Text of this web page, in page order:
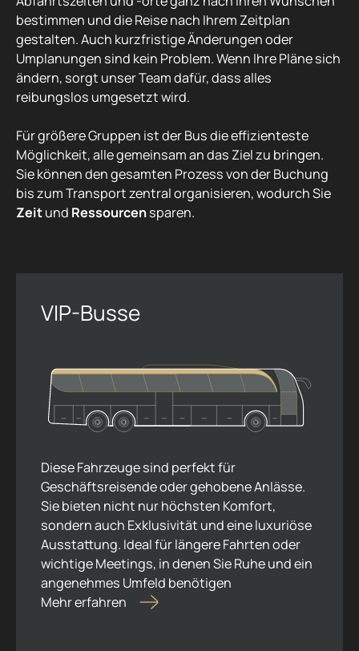
bestimmen und die Reise nach Ihrem Zeitplan
gestalten. Auch kurzfristige Änderungen oder
Umplanungen sind kein Problem. Wenn Ihre Pläne sich
ändern, sorgt unser Team dafür, dass alles
reibungslos umgesetzt wird.
Für größere Gruppen ist der Bus die effizienteste
Möglichkeit, alle gemeinsam an das Ziel zu bringen.
Sie können den gesamten Prozess von der Buchung
bis zum Transport zentral organisieren, wodurch Sie
Zeitund Ressourcensparen.
VIP-Busse
Diese Fahrzeuge sind perfekt für
Geschäftsreisende oder gehobene Anlässe.
Sie bieten nicht nur höchsten Komfort,
sondern auch Exklusivität und eine luxuriöse
Ausstattung. Ideal für längere Fahrten oder
wichtige Meetings, in denen Sie Ruhe und ein
angenehmes Umfeld benötigen
Mehr erfahren